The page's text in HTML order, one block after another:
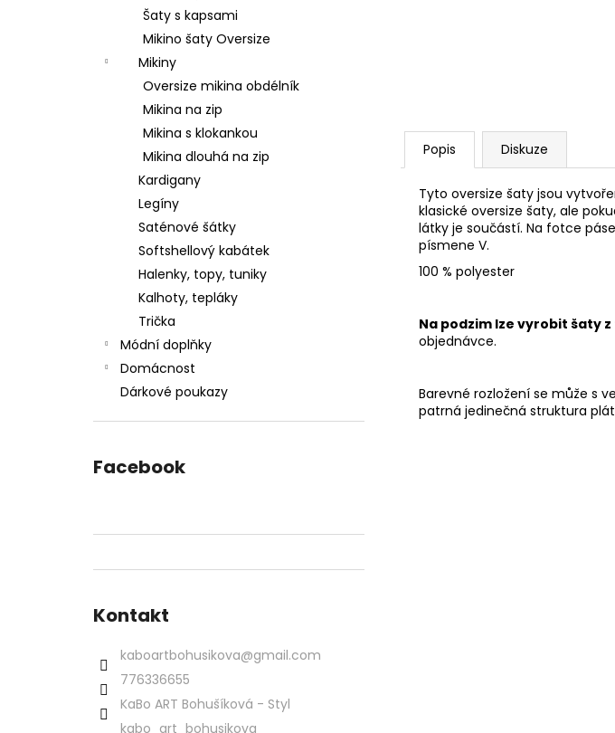
Šaty s kapsami
Mikino šaty Oversize
Mikiny
Oversize mikina obdélník
Mikina na zip
Mikina s klokankou
Mikina dlouhá na zip
Kardigany
Legíny
Saténové šátky
Softshellový kabátek
Halenky, topy, tuniky
Kalhoty, tepláky
Trička
Módní doplňky
Domácnost
Dárkové poukazy
Facebook
Kontakt
kaboartbohusikova@gmail.com
776336655
KaBo ART Bohušíková - Styl
kabo_art_bohusikova
Popis Diskuze
Tyto oversize šaty jsou
klasické oversize šaty, ale
látky je součástí. Na fotce
písmene V.
100 % polyester
Na podzim lze vyrobit šaty
objednávce.
Barevné rozložení se může s
patrná jedinečná struktura